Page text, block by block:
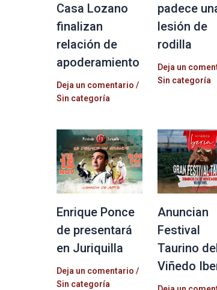
Casa Lozano
finalizan
relación de
apoderamiento
Deja un comentario /
Sin categoría
padece
lesión de
rodilla
Deja un
Sin categoría
Enrique Ponce
de presentará
en Juriquilla
Deja un comentario /
Sin categoría
Anuncian
Festival
Taurino
Viñedo